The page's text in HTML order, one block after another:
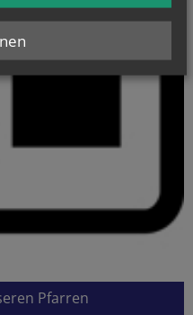
Pfarren